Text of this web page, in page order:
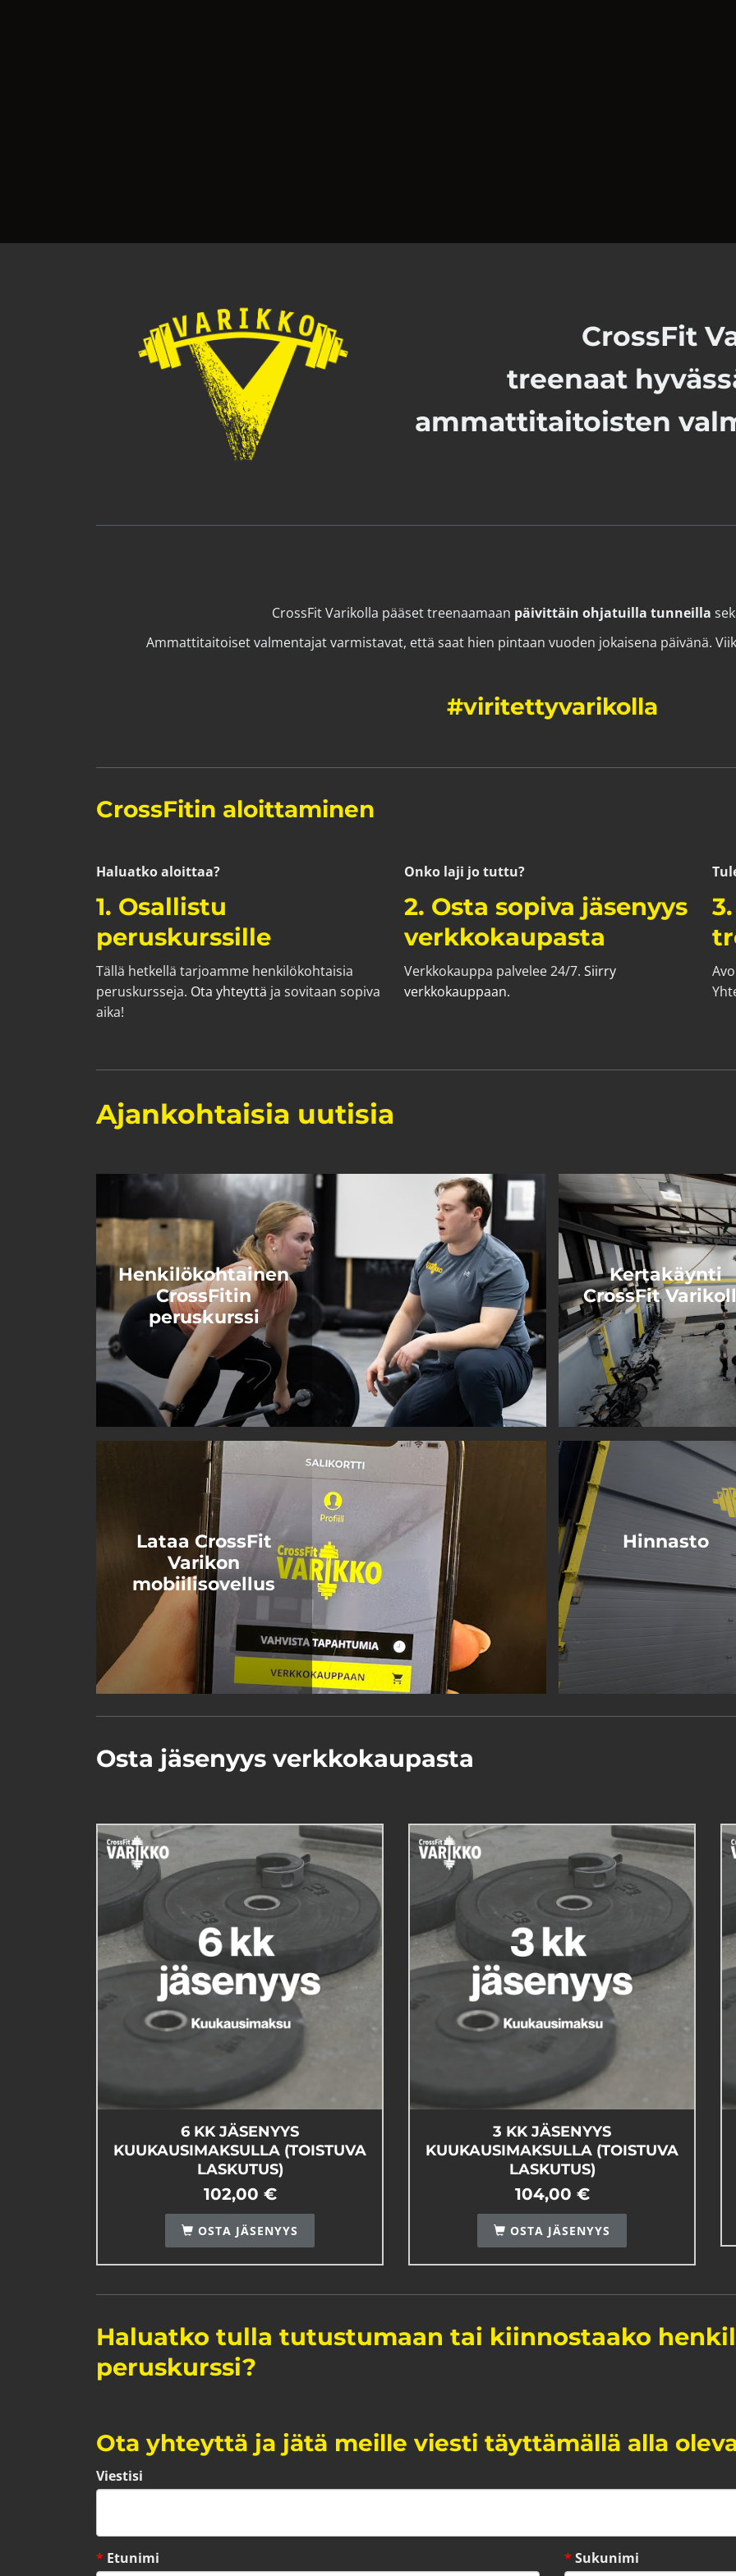
CrossFit
treenaat
ammattitaitoisten
CrossFit Varikolla pääset treenaamaan päivittäin ohjatuilla tunneilla
Ammattitaitoiset valmentajat varmistavat, että saat hien pintaan vuoden jokaisena päivänä.​​​​​​​
#viritettyvarikolla
CrossFitin aloittaminen
Haluatko aloittaa?
1. Osallistu
peruskurssille
Tällä hetkellä tarjoamme henkilökohtaisia
peruskursseja. Ota yhteyttä ja sovitaan sopiva
aika!
Onko laji jo tuttu?
2. Osta sopiva jäsenyys
verkkokaupasta
Verkkokauppa palvelee 24/7. Siirry
verkkokauppaan.
Ajankohtaisia uutisia
Henkilökohtainen
CrossFitin
peruskurssi
Kertakäynti
CrossFit
Lataa CrossFit
Varikon
mobiilisovellus
Hinnasto
Osta jäsenyys verkkokaupasta
6 KK JÄSENYYS
KUUKAUSIMAKSULLA (TOISTUVA
LASKUTUS)
102,00 €
OSTA JÄSENYYS
3 KK JÄSENYYS
KUUKAUSIMAKSULLA (TOISTUVA
LASKUTUS)
104,00 €
OSTA JÄSENYYS
Haluatko tulla tutustumaan tai kiinnostaako
peruskurssi?
Ota yhteyttä ja jätä meille viesti täyttämällä alla
Viestisi
* Etunimi *Sukunimi